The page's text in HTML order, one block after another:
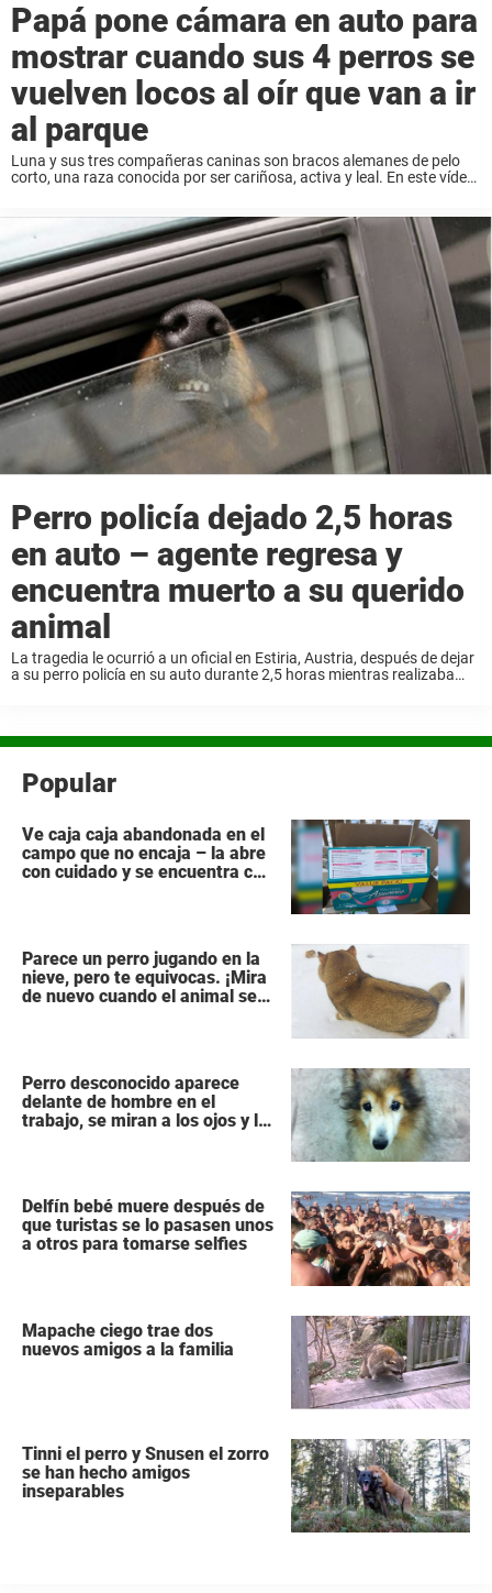
Papá pone cámara en auto para
mostrar cuando sus 4 perros se
vuelven locos al oír que van a ir
al parque
Luna y sus tres compañeras caninas son bracos alemanes de pelo
corto, una raza conocida por ser cariñosa, activa y leal. En este vídeo
Perro policía dejado 2,5 horas
en auto – agente regresa y
encuentra muerto a su querido
animal
La tragedia le ocurrió a un oficial en Estiria, Austria, después de dejar
a su perro policía en su auto durante 2,5 horas mientras realizaba
Popular
Ve caja caja abandonada en el
campo que no encaja – la abre
con cuidado y se encuentra con
Parece un perro jugando en la
nieve, pero te equivocas. ¡Mira
de nuevo cuando el animal se
Perro desconocido aparece
delante de hombre en el
trabajo, se miran a los ojos y lo
Delfín bebé muere después de
que turistas se lo pasasen unos
a otros para tomarse selfies
Mapache ciego trae dos
nuevos amigos a la familia
Tinni el perro y Snusen el zorro
se han hecho amigos
inseparables